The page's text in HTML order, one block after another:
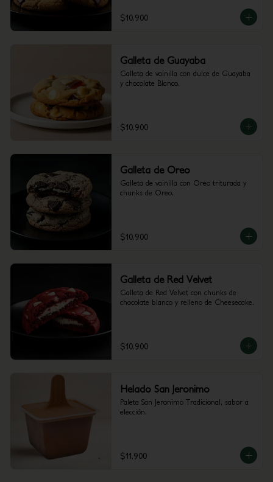
$10.900
Galleta de Guayaba
Galleta de vainilla con dulce de Guayaba
y chocolate Blanco.
$10.900
Galleta de Oreo
Galleta de vainilla con Oreo triturada y
chunks de Oreo.
$10.900
Galleta de Red Velvet
Galleta de Red Velvet con chunks de
chocolate blanco y relleno de Cheesecake.
$10.900
Helado San Jeronimo
Paleta San Jeronimo Tradicional, sabor a
elección.
$11.900